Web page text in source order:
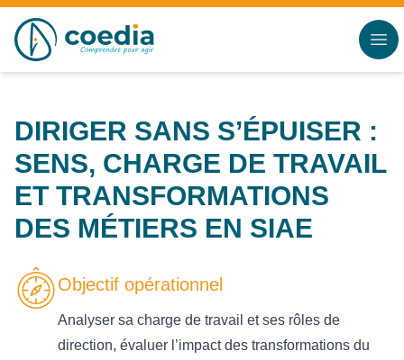
Accès au contenu
DIRIGER SANS S’ÉPUISER :
SENS, CHARGE DE TRAVAIL
ET TRANSFORMATIONS
DES MÉTIERS EN SIAE
Objectif opérationnel
Analyser sa charge de travail et ses rôles de
direction, évaluer l’impact des transformations du
Panneau de gestion des cookies